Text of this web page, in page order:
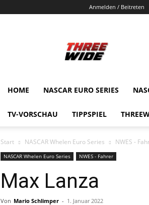
Anmelden / Beitreten
HOME NASCAR EURO SERIES
TV-VORSCHAU TIPPSPIEL
Start NASCAR Whelen Euro Series NWES -
NASCAR Whelen Euro Series NWES - Fahrer
Max Lanza
Von Mario Schlimper - 1. Januar 2022